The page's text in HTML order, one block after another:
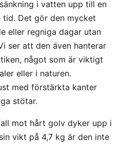
i vatten upp till en
Det gör den mycket
eller regniga dagar utan
ser att den även hanterar
något som är viktigt
eller i naturen.
med förstärkta kanter
stötar.
mot hårt golv dyker upp i
vikt på 4,7 kg är den inte